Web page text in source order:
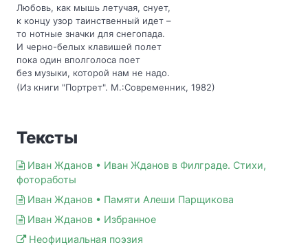
Любовь, как мышь летучая, снует,
к концу узор таинственный идет –
то нотные значки для снегопада.
И черно-белых клавишей полет
пока один вполголоса поет
без музыки, которой нам не надо.
(Из книги "Портрет". М.:Современник, 1982)
Тексты
Иван Жданов • Иван Жданов в Филграде. Стихи,
фотоработы
Иван Жданов • Памяти Алеши Парщикова
Иван Жданов • Избранное
Неофициальная поэзия